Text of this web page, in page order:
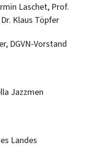
Laschet, Prof.
Klaus Töpfer
DGVN-Vorstand
Jazzmen
Landes